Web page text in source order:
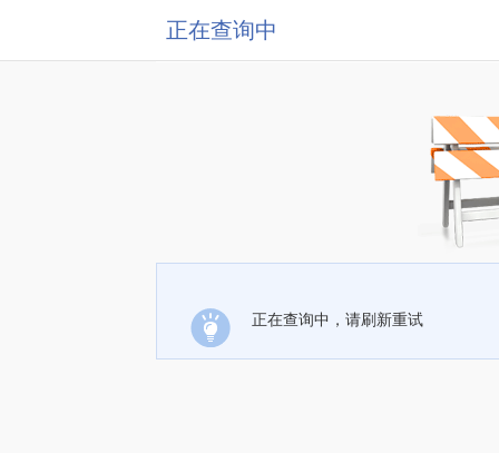
正在查询中
正在查询中，请刷新重试